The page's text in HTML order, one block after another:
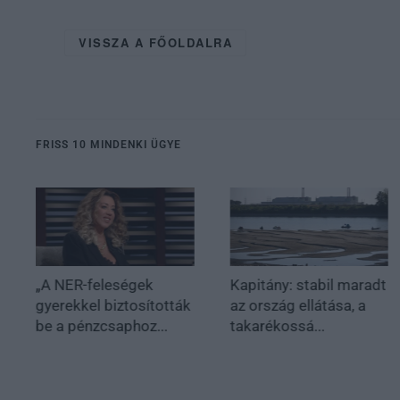
VISSZA A FŐOLDALRA
FRISS 10 MINDENKI ÜGYE
„A NER-feleségek
gyerekkel biztosították
be a pénzcsaphoz...
Kapitány: stabil maradt
az ország ellátása, a
takarékossá...